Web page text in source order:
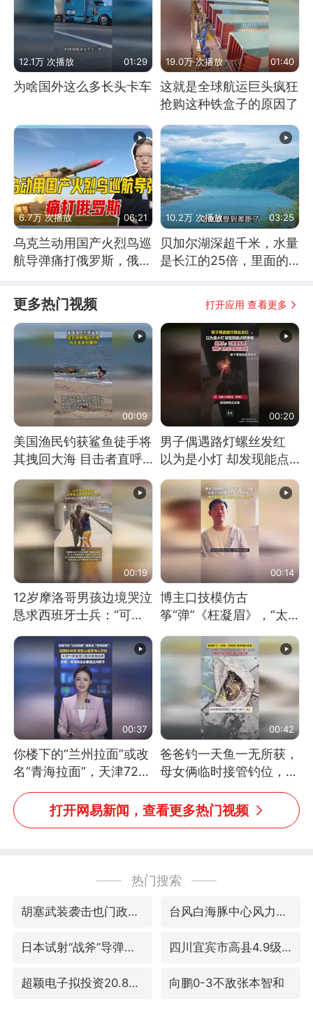
12.1万 次播放 01:29
为啥国外这么多长头卡车
19.0万 次播放 01:40
这就是全球航运巨头疯狂
抢购这种铁盒子的原因了
6.7万 次播放 06:21
乌克兰动用国产火烈鸟巡
航导弹痛打俄罗斯，俄军
10.2万 次播放 03:25
贝加尔湖深超千米，水量
是长江的25倍，里面的
更多热门视频 打开应用 查看更多
00:09
美国渔民钓获鲨鱼徒手将
其拽回大海 目击者直呼
震惊 （视频来源：参考
消息）
00:20
男子偶遇路灯螺丝发红
以为是小灯 却发现能点
燃香烟 当事人：已报警
处理
00:19
12岁摩洛哥男孩边境哭泣
恳求西班牙士兵：“可不
可以不要把我遣返回国”
00:14
博主口技模仿古
筝“弹”《枉凝眉》，“太
像了～你是吃古筝长大的
吗？”“或将成为首位考级
不带古筝的选手。”（来
源：新华每日电讯）
00:37
你楼下的“兰州拉面”或改
名“青海拉面”，天津72家
面馆已集体更换招牌
00:42
爸爸钓一天鱼一无所获，
母女俩临时接管钓位，用
玩具鱼竿钓上大鱼
打开网易新闻，查看更多热门视频
热门搜索
胡塞武装袭击也门政府军军营 台风白海豚中心风力增强
日本试射“战斧”导弹，国防部回应 四川宜宾市高县4.9级地震致1人死亡
超颖电子拟投资20.86亿建设新项目 向鹏0-3不敌张本智和